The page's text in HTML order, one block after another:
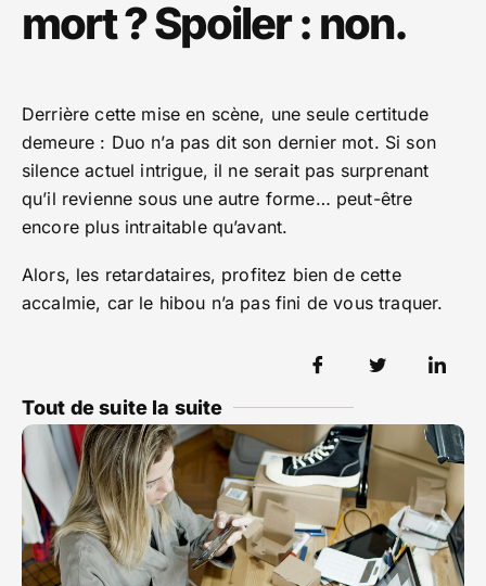
mort ? Spoiler : non.
Derrière cette mise en scène, une seule certitude
demeure : Duo n’a pas dit son dernier mot. Si son
silence actuel intrigue, il ne serait pas surprenant
qu’il revienne sous une autre forme… peut-être
encore plus intraitable qu’avant.
Alors, les retardataires, profitez bien de cette
accalmie, car le hibou n’a pas fini de vous traquer.
Tout de suite la suite